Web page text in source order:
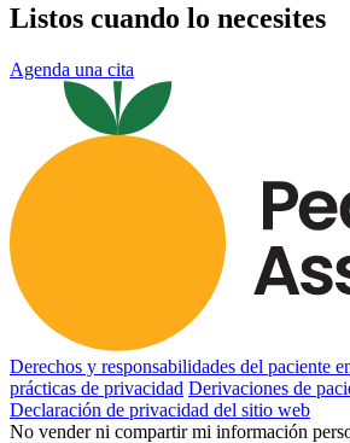
Listos cuando lo necesites
Agenda una cita
Derechos y responsabilidades del paciente
prácticas de privacidad Derivaciones de
Declaración de privacidad del sitio web
No vender ni compartir mi información